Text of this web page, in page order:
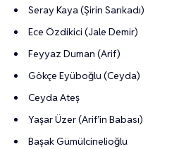
Seray Kaya (Şirin Sarıkadı)
Ece Özdikici (Jale Demir)
Feyyaz Duman (Arif)
Gökçe Eyüboğlu (Ceyda)
Ceyda Ateş
Yaşar Üzer (Arif’in Babası)
Başak Gümülcinelioğlu